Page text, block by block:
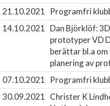
21.10.2021
Programfri
14.10.2021 Dan Björklöf:
prototyperVD
berättar bl.a
planering av
07.10.2021
Programfri
30.09.2021 Christer K